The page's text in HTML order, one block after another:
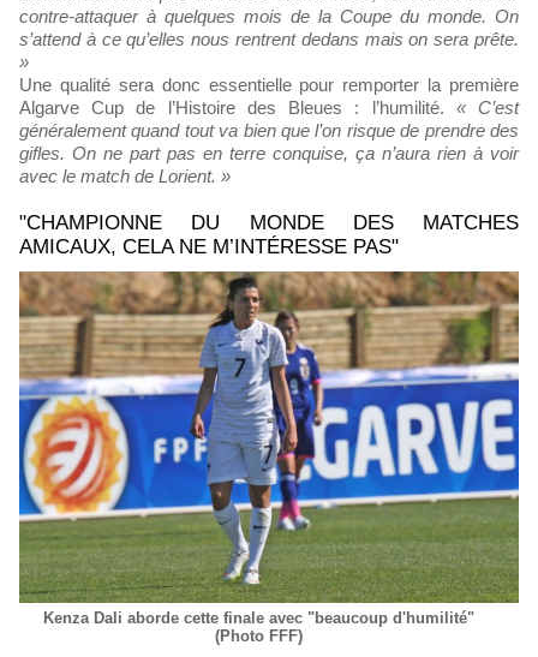
contre-attaquer à quelques mois de la Coupe du monde. On
s’attend à ce qu’elles nous rentrent dedans mais on sera prête.
»
Une qualité sera donc essentielle pour remporter la première
Algarve Cup de l’Histoire des Bleues : l’humilité. « C’est
généralement quand tout va bien que l’on risque de prendre des
gifles. On ne part pas en terre conquise, ça n’aura rien à voir
avec le match de Lorient. »
"CHAMPIONNE DU MONDE DES MATCHES
AMICAUX, CELA NE M’INTÉRESSE PAS"
Kenza Dali aborde cette finale avec "beaucoup d'humilité"
(Photo FFF)